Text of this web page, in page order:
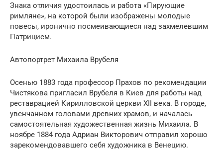
Знака отличия удостоилась и работа «Пирующие
римляне», на которой были изображены молодые
повесы, иронично посмеивающиеся над захмелевшим
Патрицием.
Автопортрет Михаила Врубеля
Осенью 1883 года профессор Прахов по рекомендации
Чистякова пригласил Врубеля в Киев для работы над
реставрацией Кирилловской церкви XII века. В городе,
увенчанном головами древних храмов, и началась
самостоятельная художественная жизнь Михаила. В
ноябре 1884 года Адриан Викторович отправил хорошо
зарекомендовавшего себя художника в Венецию.